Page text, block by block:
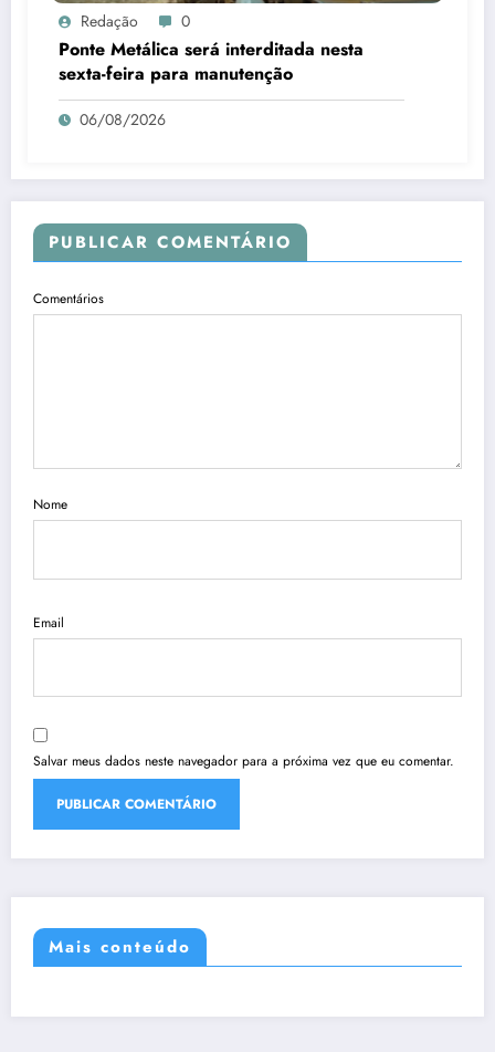
Redação 0
Ponte Metálica será interditada nesta
sexta-feira para manutenção
06/08/2026
PUBLICAR COMENTÁRIO
Comentários
Nome
Email
Salvar meus dados neste navegador para a próxima vez que eu comentar.
Mais conteúdo